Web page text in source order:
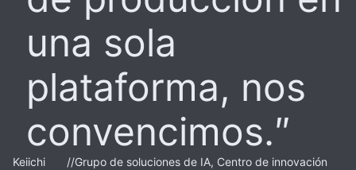
una sola
plataforma, nos
convencimos.
Keiichi
//Grupo de soluciones de IA, Centro de innovación